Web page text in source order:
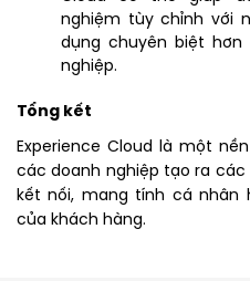
nghiệm tùy chỉnh với
dụng chuyên biệt
nghiệp.
Tổng kết
Experience Cloud là một
các doanh nghiệp tạo ra
kết nối, mang tính cá nhân
của khách hàng.